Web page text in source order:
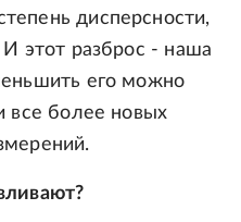
дисперсности,
этот разброс - наша
его можно
все более новых